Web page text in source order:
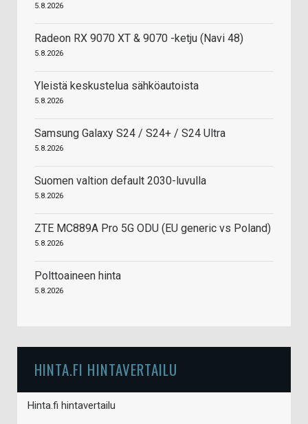
5.8.2026
Radeon RX 9070 XT & 9070 -ketju (Navi 48)
5.8.2026
Yleistä keskustelua sähköautoista
5.8.2026
Samsung Galaxy S24 / S24+ / S24 Ultra
5.8.2026
Suomen valtion default 2030-luvulla
5.8.2026
ZTE MC889A Pro 5G ODU (EU generic vs Poland)
5.8.2026
Polttoaineen hinta
5.8.2026
HINTA.FI HINTAVERTAILU
Hinta.fi hintavertailu